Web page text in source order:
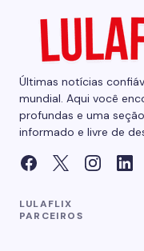
Últimas notícias
mundial. Aqui você
profundas e uma
informado e livre de
LULAFLIX
PARCEIROS